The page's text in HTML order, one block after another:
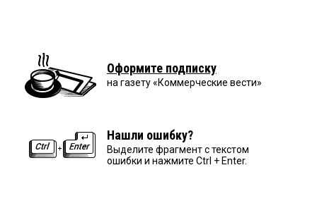
Оформите подписку
на газету «Коммерческие вести»
Нашли ошибку?
Выделите фрагмент с текстом
ошибки и нажмите Ctrl + Enter.